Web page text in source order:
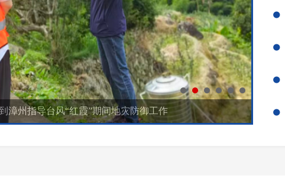
漳州指导台风“红霞”期间地灾防御工作